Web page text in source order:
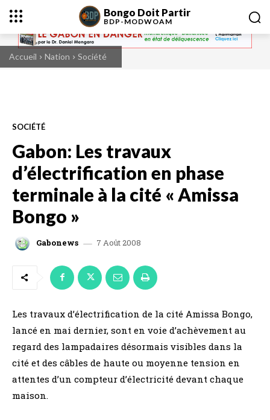
Bongo Doit Partir
BDP-MODWOAM
Accueil Nation Société
SOCIÉTÉ
Gabon: Les travaux
d’électrification en phase
terminale à la cité « Amissa
Bongo »
Gabonews 7 Août 2008
Les travaux d’électrification de la cité Amissa Bongo,
lancé en mai dernier, sont en voie d’achèvement au
regard des lampadaires désormais visibles dans la
cité et des câbles de haute ou moyenne tension en
attentes d’un compteur d’électricité devant chaque
maison.